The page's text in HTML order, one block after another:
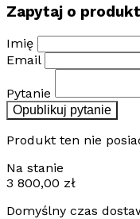
Zapytaj o produkt
Imię
Email
Pytanie
Opublikuj pytanie
Produkt ten nie
Na stanie
3 800,00 zł
Domyślny czas